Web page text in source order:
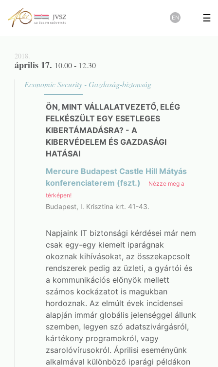
☰
EN
2018.
április 17. 10.00 - 12.30
Economic Security - Gazdaság-biztonság
ÖN, MINT VÁLLALATVEZETŐ, ELÉG
FELKÉSZÜLT EGY ESETLEGES
KIBERTÁMADÁSRA? - A
KIBERVÉDELEM ÉS GAZDASÁGI
HATÁSAI
Mercure Budapest Castle Hill Mátyás
konferenciaterem (fszt.)
Nézze meg a
térképen!
Budapest, I. Krisztina krt. 41-43.
Napjaink IT biztonsági kérdései már nem
csak egy-egy kiemelt iparágnak
okoznak kihívásokat, az összekapcsolt
rendszerek pedig az üzleti, a gyártói és
a kommunikációs előnyök mellett
számos kockázatot is magukban
hordoznak. Az elmúlt évek incidensei
alapján immár globális jelenséggel állunk
szemben, legyen szó adatszivárgásról,
kártékony programokról, vagy
zsarolóvírusokról. Áprilisi eseményünk
alkalmával különböző iparági példákon